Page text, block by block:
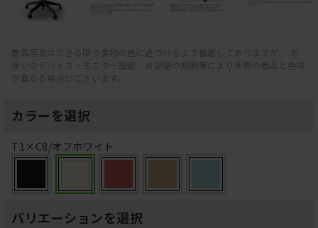
商品写真はできる限り実物の色に近づけるよう徹底しておりますが、 お
使いのデバイス・モニター設定、お部屋の照明等により実際の商品と色味
が異なる場合がございます。
カラーを選択
T1×C8/オフホワイト
バリエーションを選択